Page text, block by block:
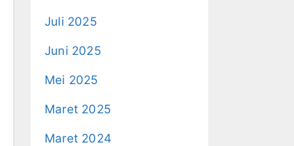
Juli 2025
Juni 2025
Mei 2025
Maret 2025
Maret 2024